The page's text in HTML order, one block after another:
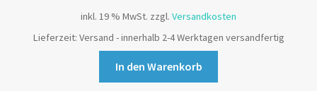
inkl. 19 % MwSt. zzgl. Versandkosten
Lieferzeit: Versand - innerhalb 2-4 Werktagen versandfertig
In den Warenkorb